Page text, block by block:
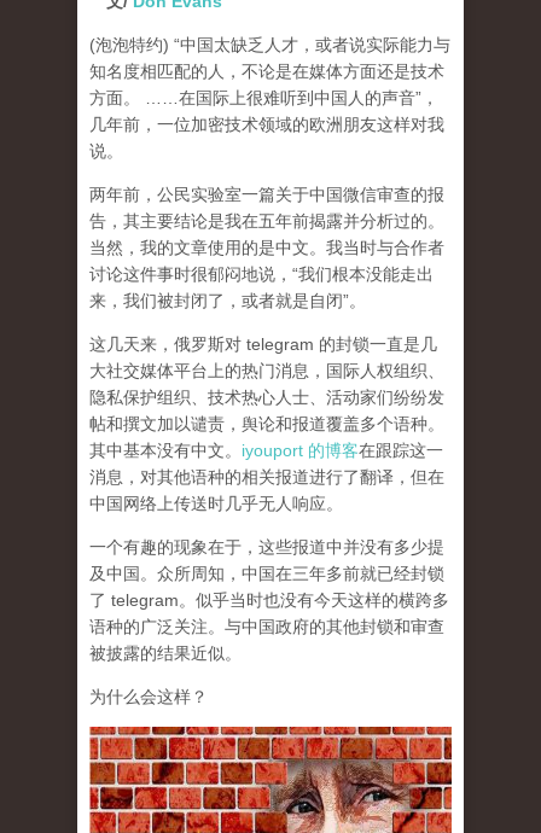
(泡泡特约) “中国太缺乏人才，或者说实际能力与
知名度相匹配的人，不论是在媒体方面还是技术
方面。 ……在国际上很难听到中国人的声音”，
几年前，一位加密技术领域的欧洲朋友这样对我
说。
两年前，公民实验室一篇关于中国微信审查的报
告，其主要结论是我在五年前揭露并分析过的。
当然，我的文章使用的是中文。我当时与合作者
讨论这件事时很郁闷地说，“我们根本没能走出
来，我们被封闭了，或者就是自闭”。
这几天来，俄罗斯对 telegram 的封锁一直是几
大社交媒体平台上的热门消息，国际人权组织、
隐私保护组织、技术热心人士、活动家们纷纷发
帖和撰文加以谴责，舆论和报道覆盖多个语种。
其中基本没有中文。 iyouport 的博客在跟踪这一
消息，对其他语种的相关报道进行了翻译，但在
中国网络上传送时几乎无人响应。
一个有趣的现象在于，这些报道中并没有多少提
及中国。众所周知，中国在三年多前就已经封锁
了 telegram。似乎当时也没有今天这样的横跨多
语种的广泛关注。与中国政府的其他封锁和审查
被披露的结果近似。
为什么会这样？